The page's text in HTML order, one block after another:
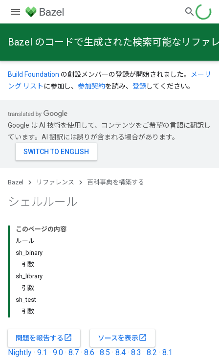
Bazel のコードで生成された検索可能なリファ
Build Foundation の創設メンバーの登録が開始されました。
メーリ
ング リスト に参加し、 参加契約を読み、 登録してください。
Google は AI 技術を使用して、コンテンツをご希望の言語に翻訳し
ています。AI 翻訳には誤りが含まれる場合があります。
Bazel リファレンス 百科事典を構築する
シェルルール
このページの内容
ルール
sh binary
引数
sh
library
引数
sh _test
引数
問題を報告する open_in_new ソースを表示open_in_new
Nightly · 9.1 · 9.0 · 8.7 · 8.6 · 8.5 · 8.4 · 8.3 · 8.2 · 8.1